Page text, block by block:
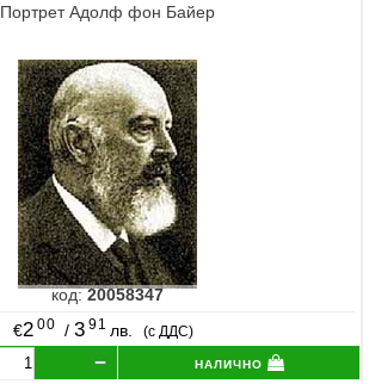
Портрет Адолф фон Байер
код:20058347
€2 00 / 3 91 лв. (с ДДС)
налично